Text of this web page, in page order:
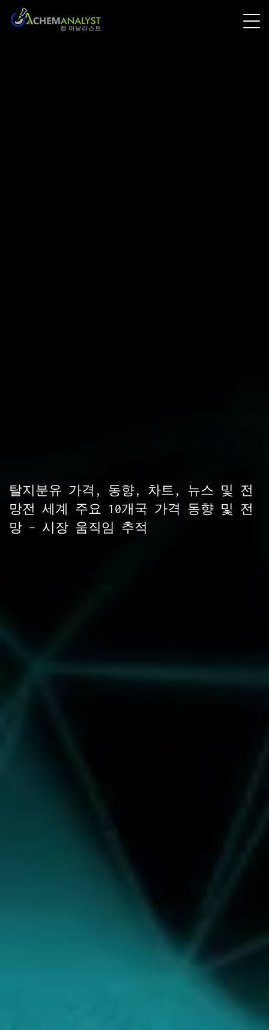
탈지분유 가격, 동향, 차트, 뉴스 및 전
망전 세계 주요 10개국 가격 동향 및 전
망 – 시장 움직임 추적